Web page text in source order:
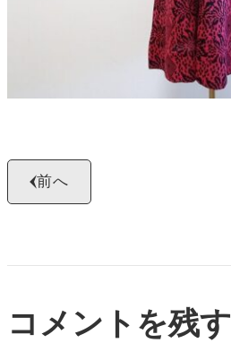
前へ
コメントを残す